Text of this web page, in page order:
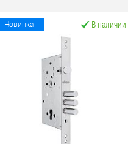
Новинка В наличии